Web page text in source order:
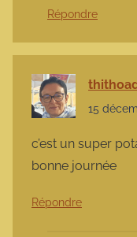
Répondre
15
c’est un super
bonne journée
Répondre